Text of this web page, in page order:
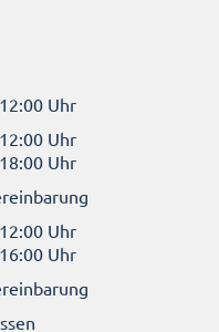
Uhr
Uhr
Uhr
Uhr
Uhr